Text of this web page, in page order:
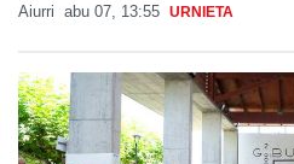
Aiurri abu 07, 13:55 URNIETA